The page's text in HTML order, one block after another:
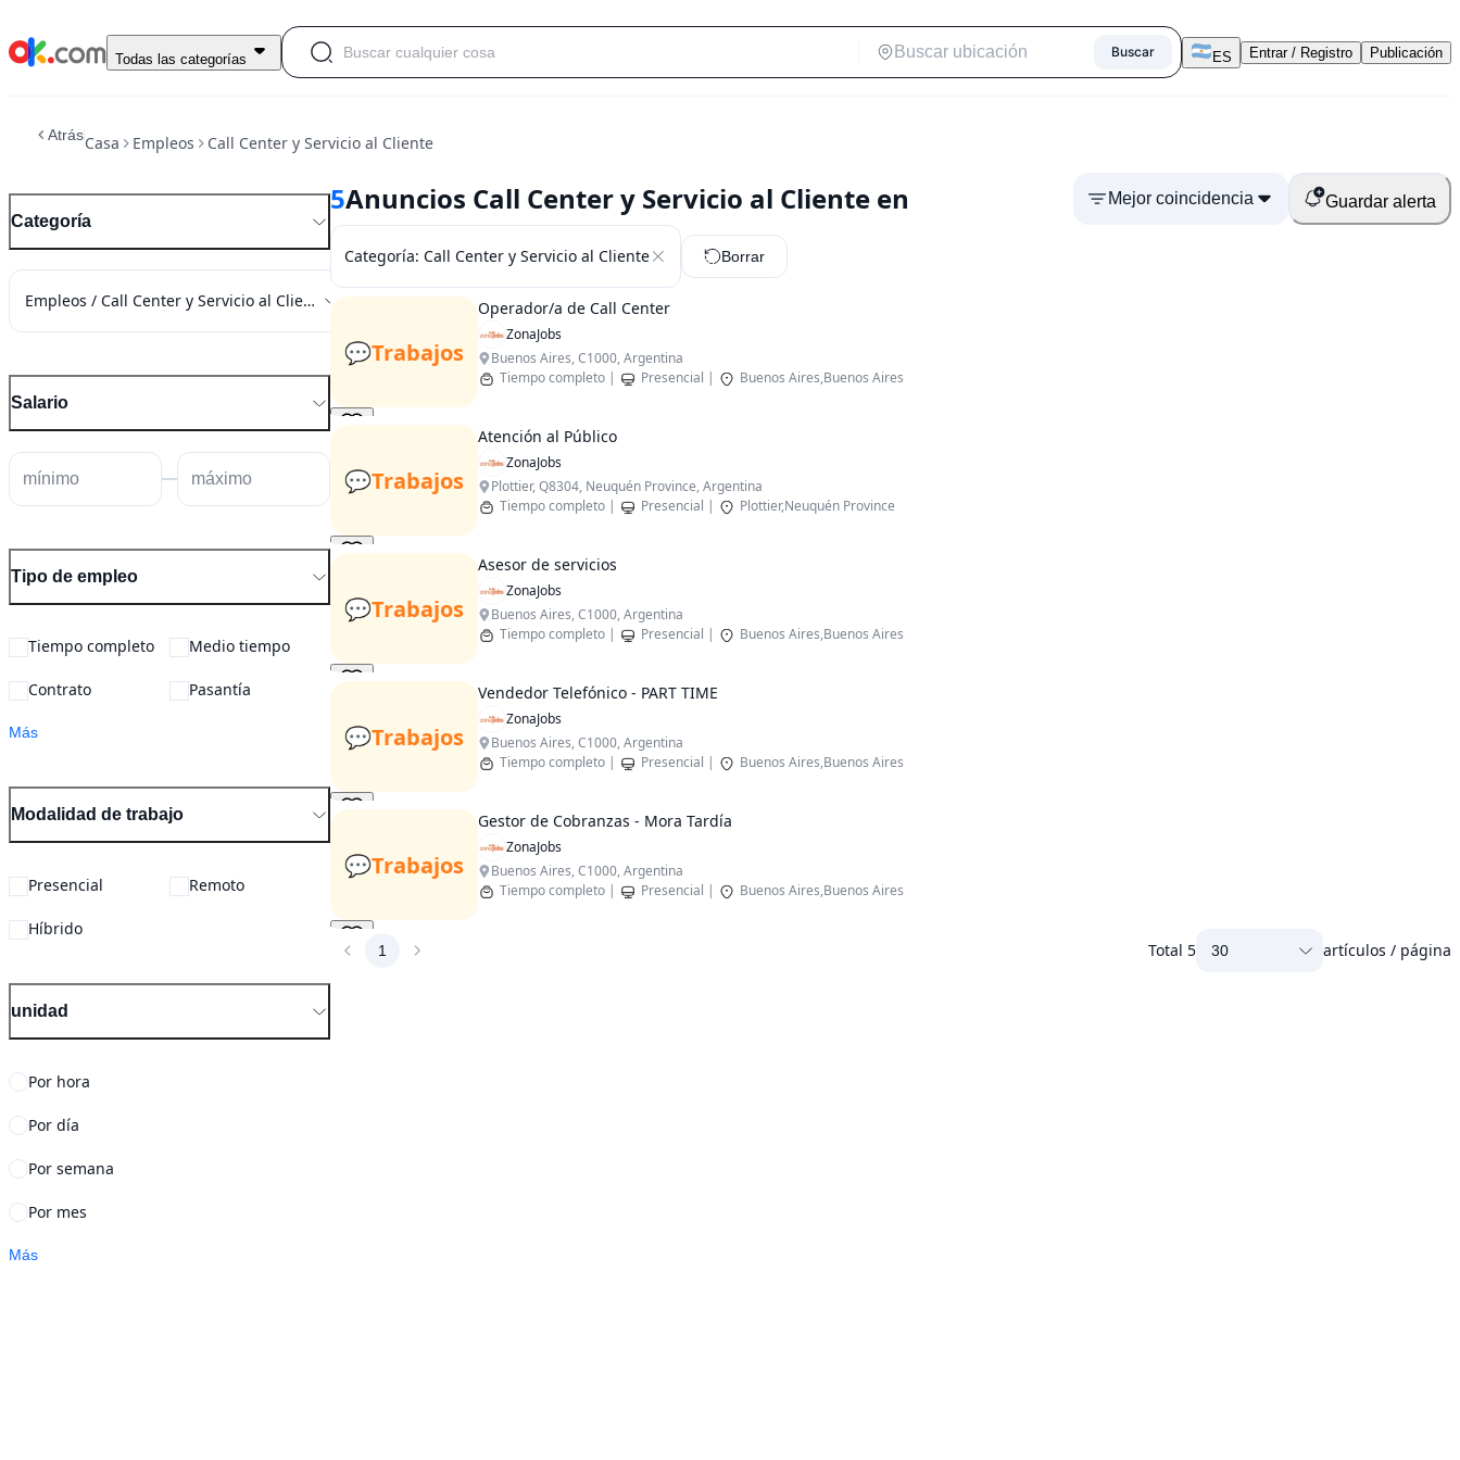
Todas las categorías Buscar ES Entrar / Registro Publicación
AtrásCasa Empleos Call Center y Servicio al Cliente
Categoría
Empleos / Call Center y Servicio al Cliente
Salario
Tipo de empleo
Tiempo completo Medio tiempo
Contrato Pasantía
Más
Modalidad de trabajo
Presencial Remoto
Híbrido
unidad
Por hora
Por día
Por semana
Por mes
Más
5Anuncios Call Center y Servicio al Cliente en Mejor coincidencia Guardar alerta
Categoría: Call Center y Servicio al Cliente Borrar
💬Trabajos
Operador/a de Call Center
ZonaJobs
Buenos Aires, C1000, Argentina
Tiempo completo | Presencial | Buenos Aires,Buenos Aires
💬Trabajos
Atención al Público
ZonaJobs
Plottier, Q8304, Neuquén Province, Argentina
Tiempo completo | Presencial | Plottier,Neuquén Province
💬Trabajos
Asesor de servicios
ZonaJobs
Buenos Aires, C1000, Argentina
Tiempo completo | Presencial | Buenos Aires,Buenos Aires
💬Trabajos
Vendedor Telefónico - PART TIME
ZonaJobs
Buenos Aires, C1000, Argentina
Tiempo completo | Presencial | Buenos Aires,Buenos Aires
💬Trabajos
Gestor de Cobranzas - Mora Tardía
ZonaJobs
Buenos Aires, C1000, Argentina
Tiempo completo | Presencial | Buenos Aires,Buenos Aires
1 Total 5 30 artículos / página